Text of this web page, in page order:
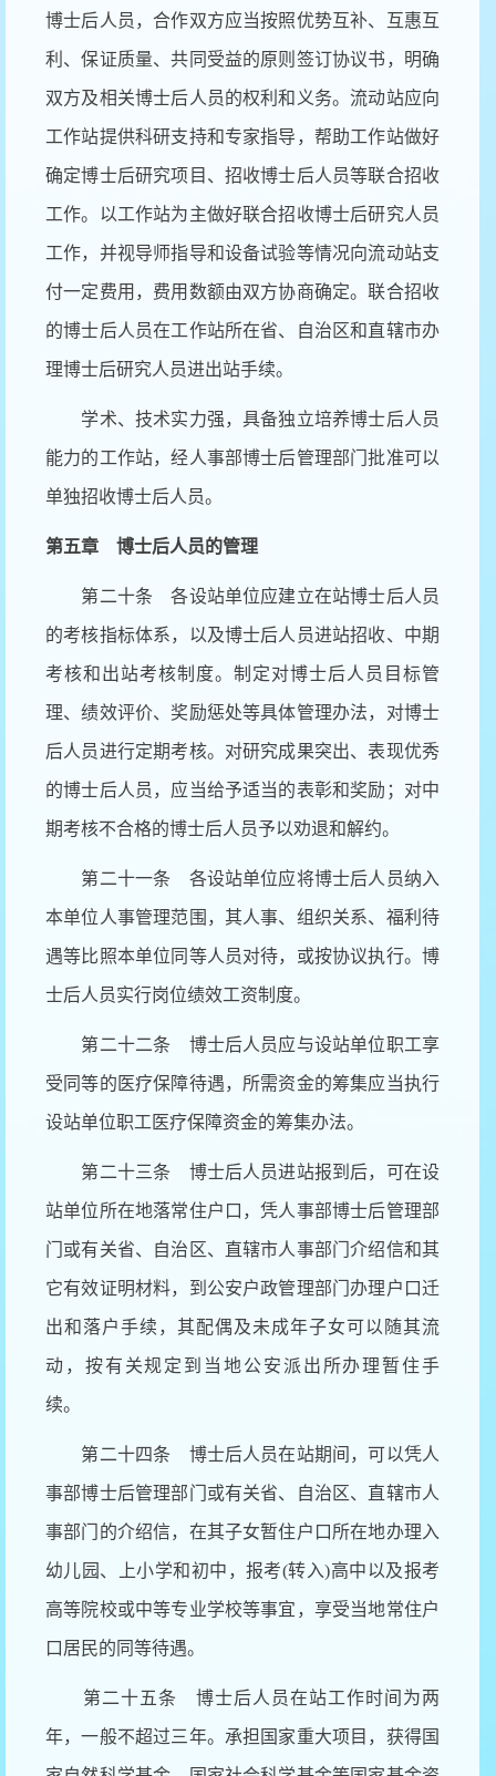
博士后人员，合作双方应当按照优势互补、互惠互
利、保证质量、共同受益的原则签订协议书，明确
双方及相关博士后人员的权利和义务。流动站应向
工作站提供科研支持和专家指导，帮助工作站做好
确定博士后研究项目、招收博士后人员等联合招收
工作。以工作站为主做好联合招收博士后研究人员
工作，并视导师指导和设备试验等情况向流动站支
付一定费用，费用数额由双方协商确定。联合招收
的博士后人员在工作站所在省、自治区和直辖市办
理博士后研究人员进出站手续。
学术、技术实力强，具备独立培养博士后人员
能力的工作站，经人事部博士后管理部门批准可以
单独招收博士后人员。
第五章 博士后人员的管理
第二十条 各设站单位应建立在站博士后人员
的考核指标体系，以及博士后人员进站招收、中期
考核和出站考核制度。制定对博士后人员目标管
理、绩效评价、奖励惩处等具体管理办法，对博士
后人员进行定期考核。对研究成果突出、表现优秀
的博士后人员，应当给予适当的表彰和奖励；对中
期考核不合格的博士后人员予以劝退和解约。
第二十一条 各设站单位应将博士后人员纳入
本单位人事管理范围，其人事、组织关系、福利待
遇等比照本单位同等人员对待，或按协议执行。博
士后人员实行岗位绩效工资制度。
第二十二条 博士后人员应与设站单位职工享
受同等的医疗保障待遇，所需资金的筹集应当执行
设站单位职工医疗保障资金的筹集办法。
第二十三条 博士后人员进站报到后，可在设
站单位所在地落常住户口，凭人事部博士后管理部
门或有关省、自治区、直辖市人事部门介绍信和其
它有效证明材料，到公安户政管理部门办理户口迁
出和落户手续，其配偶及未成年子女可以随其流
动，按有关规定到当地公安派出所办理暂住手
续。
第二十四条 博士后人员在站期间，可以凭人
事部博士后管理部门或有关省、自治区、直辖市人
事部门的介绍信，在其子女暂住户口所在地办理入
幼儿园、上小学和初中，报考(转入)高中以及报考
高等院校或中等专业学校等事宜，享受当地常住户
口居民的同等待遇。
第二十五条 博士后人员在站工作时间为两
年，一般不超过三年。承担国家重大项目，获得国